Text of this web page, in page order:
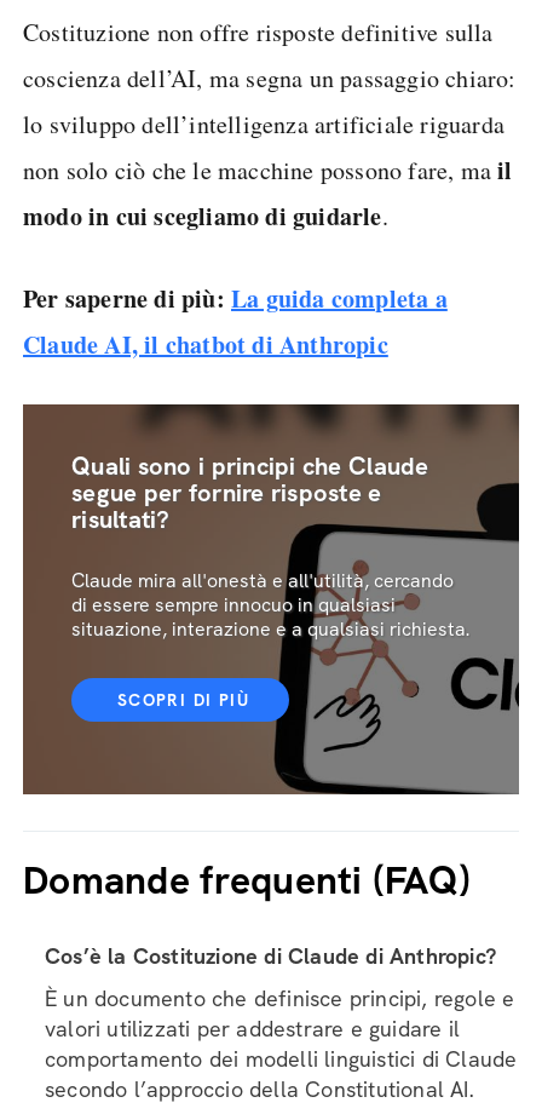
Costituzione non offre risposte definitive sulla
coscienza dell’AI, ma segna un passaggio chiaro:
lo sviluppo dell’intelligenza artificiale riguarda
non solo ciò che le macchine possono fare, mail
modo in cui scegliamo di guidarle.
Per saperne di più: La guida completa a
Claude AI, il chatbot di Anthropic
Quali sono i principi che Claude
segue per fornire risposte e
risultati?
Claude mira all'onestà e all'utilità, cercando
di essere sempre innocuo in qualsiasi
situazione, interazione e a qualsiasi richiesta.
SCOPRI DI PIÙ
Domande frequenti (FAQ)
Cos’è la Costituzione di Claude di Anthropic?
È un documento che definisce principi, regole e
valori utilizzati per addestrare e guidare il
comportamento dei modelli linguistici di Claude
secondo l’approccio della Constitutional AI.